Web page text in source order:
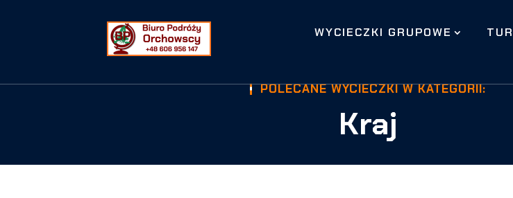
WYCIECZKI GRUPOWE
POLECANE WYCIECZKI W KATEGORII:
Kraj